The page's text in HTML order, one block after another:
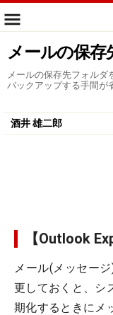
メールの保存
メールの保存先フォルダ
バックアップする手間が
酒井 雄二郎
【Outlook
メール(メッセー
更しておくと、シ
期化するときにメ